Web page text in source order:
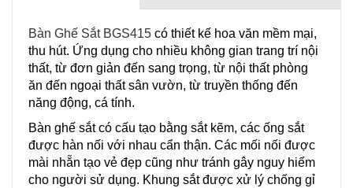
Bàn Ghế Sắt BGS415 có thiết kế hoa văn mềm mại,
thu hút. Ứng dụng cho nhiều không gian trang trí nội
thất, từ đơn giản đến sang trọng, từ nội thất phòng
ăn đến ngoại thất sân vườn, từ truyền thống đến
năng động, cá tính.
Bàn ghế sắt có cấu tạo bằng sắt kẽm, các ống sắt
được hàn nối với nhau cẩn thận. Các mối nối được
mài nhẵn tạo vẻ đẹp cũng như tránh gây nguy hiểm
cho người sử dụng. Khung sắt được xử lý chống gỉ